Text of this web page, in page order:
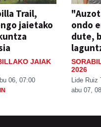
Trail,
jaietako
JAIAK
06, 07:00
ondo
dute,
2026
Lide Ruiz
abu 07,